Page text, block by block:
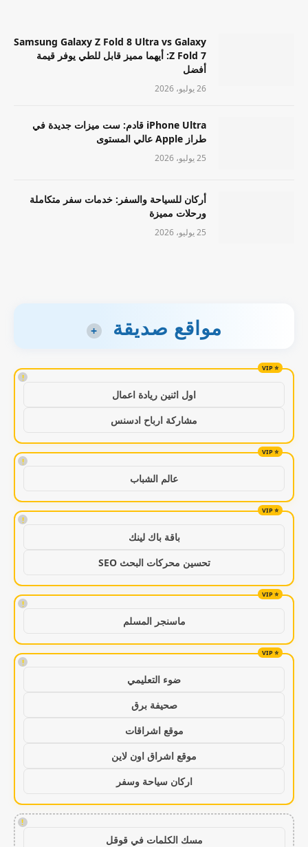
Samsung Galaxy Z Fold 8 Ultra vs Galaxy
Z Fold 7: أيهما مميز قابل للطي يوفر قيمة
أفضل
26 يوليو، 2026
iPhone Ultra قادم: ست ميزات جديدة في
طراز Apple عالي المستوى
25 يوليو، 2026
أركان للسياحة والسفر: خدمات سفر متكاملة
ورحلات مميزة
25 يوليو، 2026
مواقع صديقة +
!
اول اثنين ريادة اعمال
مشاركة ارباح ادسنس
!
عالم الشباب
!
باقة باك لينك
تحسين محركات البحث SEO
!
ماسنجر المسلم
!
ضوء التعليمي
صحيفة برق
موقع اشراقات
موقع اشراق اون لاين
اركان سياحة وسفر
!
مسك الكلمات في قوقل